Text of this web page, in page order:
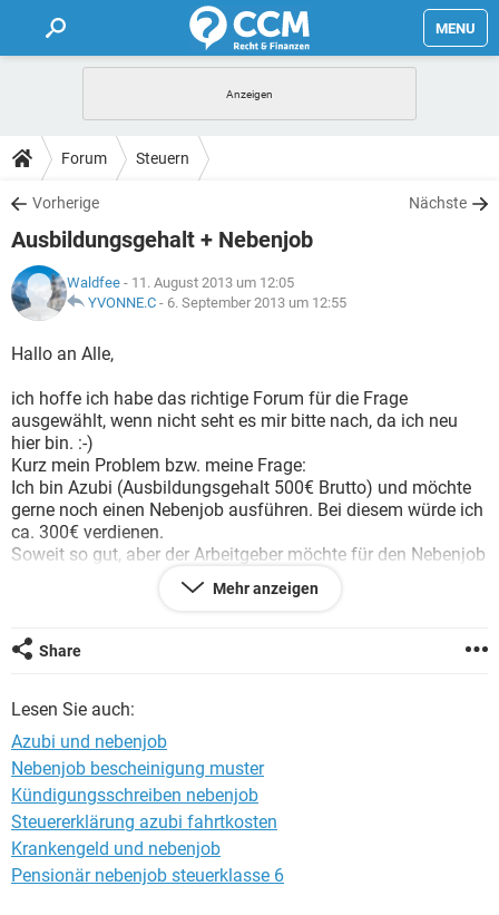
MENU
FORUM
TIPPS
Forum Steuern
Vorherige Nächste
Ausbildungsgehalt + Nebenjob
Waldfee - 11. August 2013 um 12:05
YVONNE.C - 6. September 2013 um 12:55
Hallo an Alle,
ich hoffe ich habe das richtige Forum für die Frage
ausgewählt, wenn nicht seht es mir bitte nach, da ich neu
hier bin. :-)
Kurz mein Problem bzw. meine Frage:
Ich bin Azubi (Ausbildungsgehalt 500€ Brutto) und möchte
gerne noch einen Nebenjob ausführen. Bei diesem würde ich
ca. 300€ verdienen.
Soweit so gut, aber der Arbeitgeber möchte für den Nebenjob
unbedingt meine Lohnsteuerkarte bzw. die gibt es nicht mehr
meinen Sozialversicherungsausweis.
die Steuerklasse 6, obwohl ich unter dem Freibetrag von 400-
450€ liege?
Danke für eure Antworten im Vorraus!
viele Grüße
Waldfee
Mehr anzeigen
Share
Lesen Sie auch:
Azubi und nebenjob
Nebenjob bescheinigung muster
Kündigungsschreiben nebenjob
Steuererklärung azubi fahrtkosten
Krankengeld und nebenjob
Pensionär nebenjob steuerklasse 6